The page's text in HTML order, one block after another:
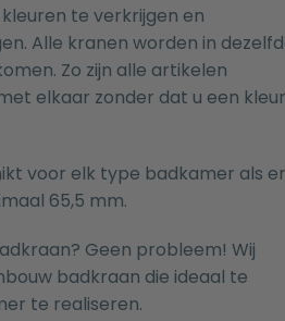
te verkrijgen en
Alle kranen worden in
Zo zijn alle artikelen
elkaar zonder dat u een kleur
voor elk type badkamer als er
65,5 mm.
? Geen probleem! Wij
badkraan die ideaal te
te realiseren.